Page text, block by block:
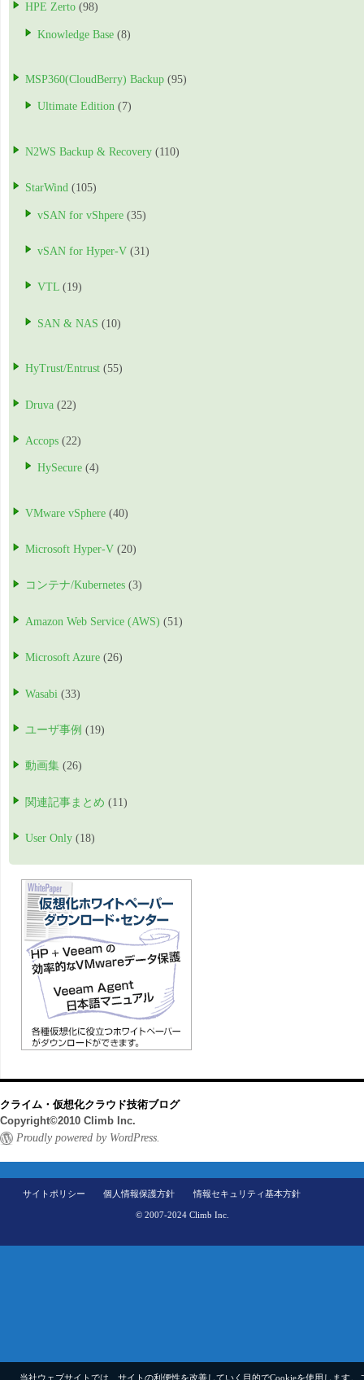
HPE Zerto (98)
Knowledge Base (8)
MSP360(CloudBerry) Backup (95)
Ultimate Edition (7)
N2WS Backup & Recovery (110)
StarWind (105)
vSAN for vShpere (35)
vSAN for Hyper-V (31)
VTL (19)
SAN & NAS (10)
HyTrust/Entrust (55)
Druva (22)
Accops (22)
HySecure (4)
VMware vSphere (40)
Microsoft Hyper-V (20)
コンテナ/Kubernetes (3)
Amazon Web Service (AWS) (51)
Microsoft Azure (26)
Wasabi (33)
ユーザ事例 (19)
動画集 (26)
関連記事まとめ (11)
User Only (18)
クライム・仮想化クラウド技術ブログ
Copyright©2010 Climb Inc.
Proudly powered by WordPress.
サイトポリシー 個人情報保護方針 情報セキュリティ基本方針
© 2007-2024 Climb Inc.
当社ウェブサイトでは、サイトの利便性を改善していく目的でCookieを使用します。